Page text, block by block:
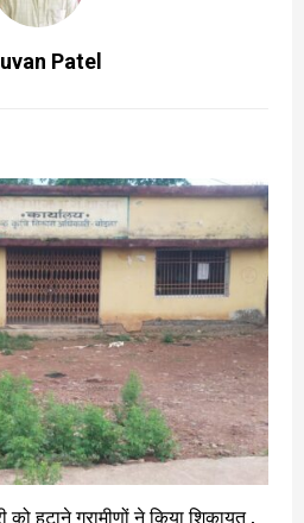
Patel
को हटाने ग्रामीणों ने किया शिकायत ,